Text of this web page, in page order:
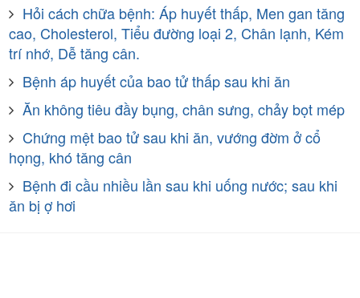
Hỏi cách chữa bệnh: Áp huyết thấp, Men gan tăng
cao, Cholesterol, Tiểu đường loại 2, Chân lạnh, Kém
trí nhớ, Dễ tăng cân.
Bệnh áp huyết của bao tử thấp sau khi ăn
Ăn không tiêu đầy bụng, chân sưng, chảy bọt mép
Chứng mệt bao tử sau khi ăn, vướng đờm ở cổ
họng, khó tăng cân
Bệnh đi cầu nhiều lần sau khi uống nước; sau khi
ăn bị ợ hơi